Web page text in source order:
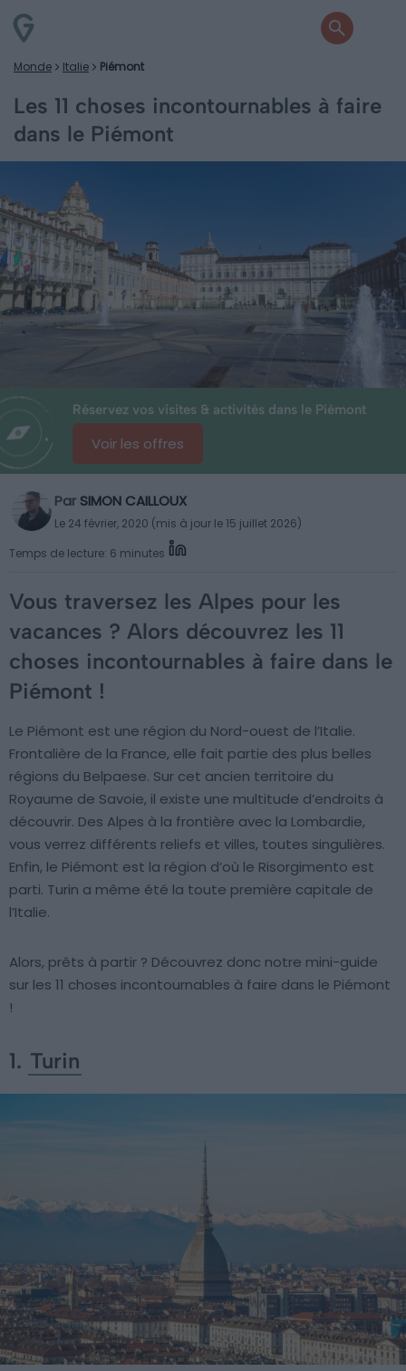
Monde Italie Piémont
Les 11 choses incontournables à faire
dans le Piémont
Réservez vos visites & activités dans le Piémont
Voir les offres
Par SIMON CAILLOUX
Le 24 février, 2020 (mis à jour le 15 juillet 2026)
Temps de lecture: 6 minutes
Vous traversez les Alpes pour les
vacances ? Alors découvrez les 11
choses incontournables à faire dans le
Piémont !
Le Piémont est une région du Nord-ouest de l’Italie.
Frontalière de la France, elle fait partie des plus belles
régions du Belpaese. Sur cet ancien territoire du
Royaume de Savoie, il existe une multitude d’endroits à
découvrir. Des Alpes à la frontière avec la Lombardie,
vous verrez différents reliefs et villes, toutes singulières.
Enfin, le Piémont est la région d’où le Risorgimento est
parti. Turin a même été la toute première capitale de
l’Italie.
Alors, prêts à partir ? Découvrez donc notre mini-guide
sur les 11 choses incontournables à faire dans le Piémont
!
1. Turin